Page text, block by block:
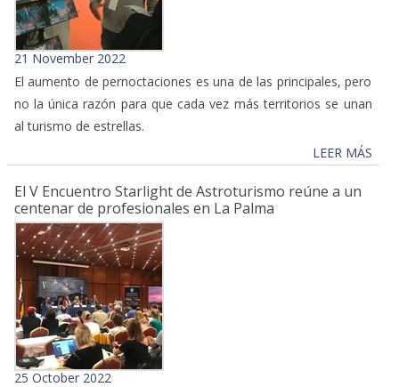
21 November 2022
El aumento de pernoctaciones es una de las principales, pero
no la única razón para que cada vez más territorios se unan
al turismo de estrellas.
LEER MÁS
El V Encuentro Starlight de Astroturismo reúne a un
centenar de profesionales en La Palma
25 October 2022